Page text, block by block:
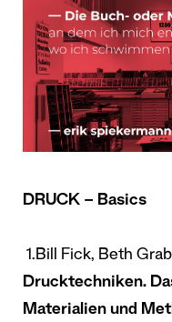
DRUCK – Basics
1.Bill Fick, Beth
Drucktechniken.
Materialien und